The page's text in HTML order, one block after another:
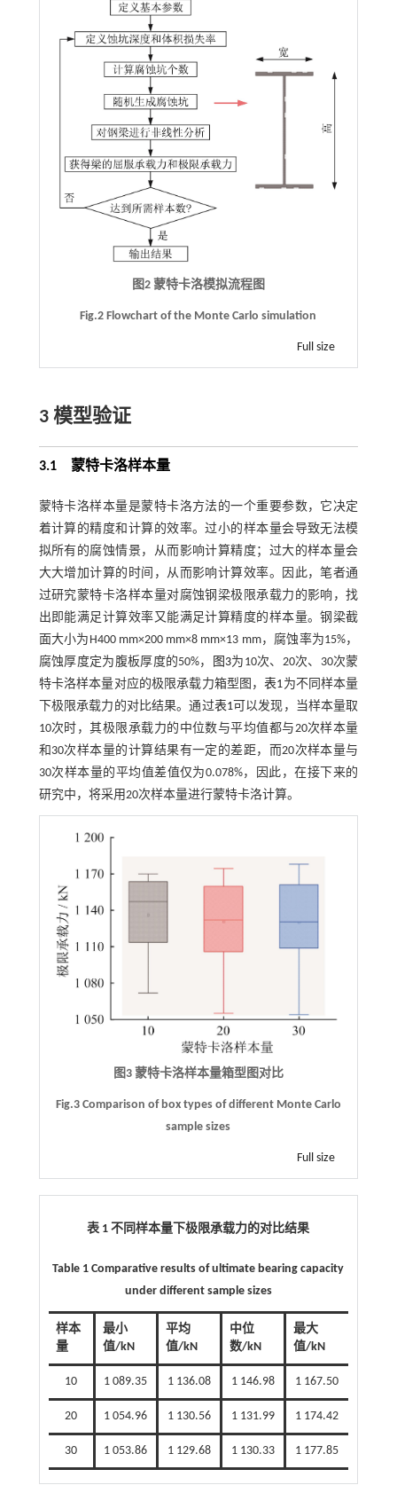
图2 蒙特卡洛模拟流程图
Fig.2 Flowchart of the Monte Carlo simulation
Full size
3 模型验证
3.1蒙特卡洛样本量
蒙特卡洛样本量是蒙特卡洛方法的一个重要参数，它决定
着计算的精度和计算的效率。过小的样本量会导致无法模
拟所有的腐蚀情景，从而影响计算精度；过大的样本量会
大大增加计算的时间，从而影响计算效率。因此，笔者通
过研究蒙特卡洛样本量对腐蚀钢梁极限承载力的影响，找
出即能满足计算效率又能满足计算精度的样本量。钢梁截
面大小为H400 mm×200 mm×8 mm×13 mm，腐蚀率为15%，
腐蚀厚度定为腹板厚度的50%，
图3为10次、20次、30次蒙
特卡洛样本量对应的极限承载力箱型图，表1为不同样本量
下极限承载力的对比结果。通过表1可以发现，当样本量取
10次时，其极限承载力的中位数与平均值都与20次样本量
和30次样本量的计算结果有一定的差距，而20次样本量与
30次样本量的平均值差值仅为0.078%，因此，在接下来的
研究中，将采用20次样本量进行蒙特卡洛计算。
图3 蒙特卡洛样本量箱型图对比
Fig.3 Comparison of box types of different Monte Carlo
sample sizes
Full size
表 1 不同样本量下极限承载力的对比结果
Table 1 Comparative results of ultimate bearing capacity
under different sample sizes
样本
量
最小
值/kN
平均
值/kN
中位
数/kN
最大
值/kN
10 1 089.35 1 136.08 1 146.98 1 167.50
20 1 054.96 1 130.56 1 131.99 1 174.42
30 1 053.86 1 129.68 1 130.33 1 177.85